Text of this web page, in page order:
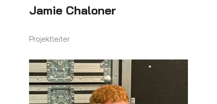
Jamie Chaloner
Projektleiter